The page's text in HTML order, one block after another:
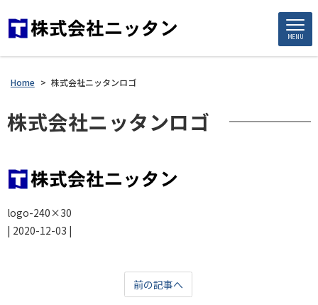
MENU
Home > 株式会社ニッタンロゴ
株式会社ニッタンロゴ
logo-240×30
| 2020-12-03 |
前の記事へ